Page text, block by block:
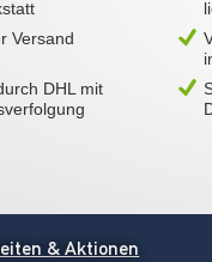
Versand
DHL mit
& Aktionen